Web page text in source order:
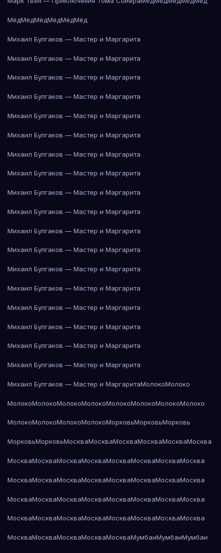
МёдМёдМёдМёдМёдМёд
Михаил Булгаков — Мастер и Маргарита
Михаил Булгаков — Мастер и Маргарита
Михаил Булгаков — Мастер и Маргарита
Михаил Булгаков — Мастер и Маргарита
Михаил Булгаков — Мастер и Маргарита
Михаил Булгаков — Мастер и Маргарита
Михаил Булгаков — Мастер и Маргарита
Михаил Булгаков — Мастер и Маргарита
Михаил Булгаков — Мастер и Маргарита
Михаил Булгаков — Мастер и Маргарита
Михаил Булгаков — Мастер и Маргарита
Михаил Булгаков — Мастер и Маргарита
Михаил Булгаков — Мастер и Маргарита
Михаил Булгаков — Мастер и Маргарита
Михаил Булгаков — Мастер и Маргарита
Михаил Булгаков — Мастер и Маргарита
Михаил Булгаков — Мастер и Маргарита
Михаил Булгаков — Мастер и Маргарита
Михаил Булгаков — Мастер и МаргаритаМолокоМолоко
МолокоМолокоМолокоМолокоМолокоМолокоМолокоМолоко
МолокоМолокоМолокоМолокоМорковьМорковьМорковь
МорковьМорковьМоскваМоскваМоскваМоскваМоскваМосква
МоскваМоскваМоскваМоскваМоскваМоскваМоскваМосква
МоскваМоскваМоскваМоскваМоскваМоскваМоскваМосква
МоскваМоскваМоскваМоскваМоскваМоскваМоскваМосква
МоскваМоскваМоскваМоскваМоскваМоскваМоскваМосква
МоскваМоскваМоскваМоскваМоскваМумбаиМумбаиМумбаи